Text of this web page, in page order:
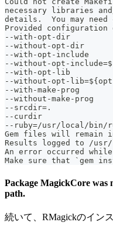
necessary libraries
details.  You may
Provided configuration
--with-opt-dir
--without-opt-dir
--with-opt-include
--without-opt-
--with-opt-lib
--without-opt-
--with-make-prog
--without-make-prog
--srcdir=.
--curdir
--ruby=/usr/local/bin/
Gem files will remain
Results logged to /usr/
An error occurred
Make sure that `gem
Package MagickCore was
path.
続いて、RMagickのイン